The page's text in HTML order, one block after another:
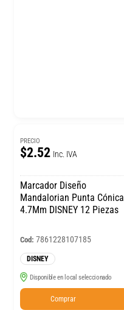
PRECIO
$2.52 Inc. IVA
Marcador Diseño
Mandalorian Punta Cónica
4.7Mm DISNEY 12 Piezas
Cod: 7861228107185
DISNEY
Disponible en local seleccionado
Comprar